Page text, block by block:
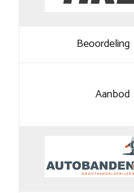
Beoordeling
Aanbod